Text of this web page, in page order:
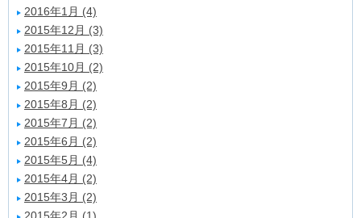
2016年1月 (4)
2015年12月 (3)
2015年11月 (3)
2015年10月 (2)
2015年9月 (2)
2015年8月 (2)
2015年7月 (2)
2015年6月 (2)
2015年5月 (4)
2015年4月 (2)
2015年3月 (2)